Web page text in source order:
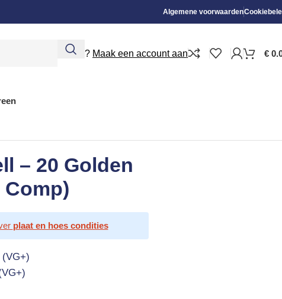
Algemene voorwaarden
Nieuw? Maak een account aan €
– 20 Golden
Comp)
plaat en hoes condities